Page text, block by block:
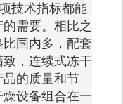
技术指标都能
需要。相比之
国内多，配套
，连续式冻干
的质量和节
设备组合在一